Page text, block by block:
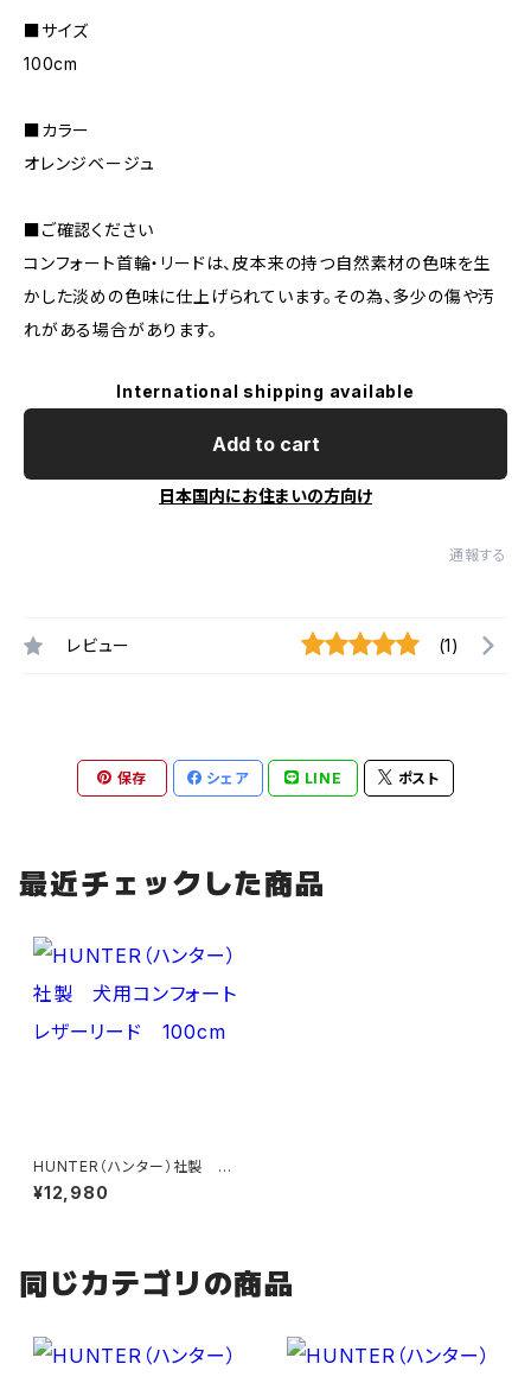
■サイズ
100cm
■カラー
オレンジベージュ
■ご確認ください
コンフォート首輪・リードは、皮本来の持つ自然素材の色味を生
かした淡めの色味に仕上げられています。その為、多少の傷や汚
れがある場合があります。
International shipping available
Add to cart
日本国内にお住まいの方向け
通報する
レビュー (1)
保存 シェア LINE ポスト
最近チェックした商品
HUNTER（ハンター）社製 犬
用コンフォートレザーリード 1
00cm
¥12,980
同じカテゴリの商品